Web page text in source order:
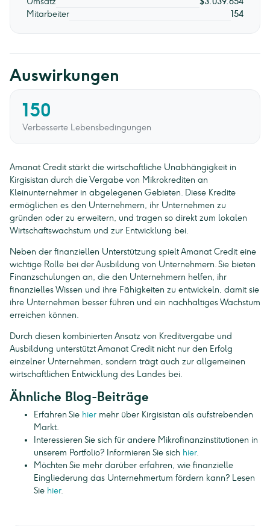
Mitarbeiter
154
Auswirkungen
150
Verbesserte Lebensbedingungen
Amanat Credit stärkt die wirtschaftliche Unabhängigkeit in
Kirgisistan durch die Vergabe von Mikrokrediten an
Kleinunternehmer in abgelegenen Gebieten. Diese Kredite
ermöglichen es den Unternehmern, ihr Unternehmen zu
gründen oder zu erweitern, und tragen so direkt zum lokalen
Wirtschaftswachstum und zur Entwicklung bei.
Neben der finanziellen Unterstützung spielt Amanat Credit eine
wichtige Rolle bei der Ausbildung von Unternehmern. Sie bieten
Finanzschulungen an, die den Unternehmern helfen, ihr
finanzielles Wissen und ihre Fähigkeiten zu entwickeln, damit sie
ihre Unternehmen besser führen und ein nachhaltiges Wachstum
erreichen können.
Durch diesen kombinierten Ansatz von Kreditvergabe und
Ausbildung unterstützt Amanat Credit nicht nur den Erfolg
einzelner Unternehmen, sondern trägt auch zur allgemeinen
wirtschaftlichen Entwicklung des Landes bei.
Ähnliche Blog-Beiträge
Erfahren Sie hier mehr über Kirgisistan als aufstrebenden
Markt.
Interessieren Sie sich für andere Mikrofinanzinstitutionen in
unserem Portfolio? Informieren Sie sich hier.
Möchten Sie mehr darüber erfahren, wie finanzielle
Eingliederung das Unternehmertum fördern kann? Lesen
Sie hier.